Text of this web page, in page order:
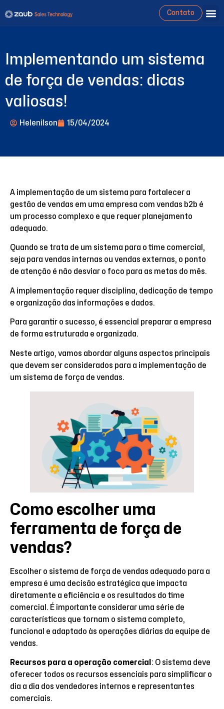
Contato
Implementando um sistema
de força de vendas: dicas
valiosas!
Helenilson 15/04/2024
A implementação de um sistema para fortalecer a
gestão de vendas em uma empresa com vendas b2b é
um processo complexo e que requer planejamento
adequado.
Quando se trata de um sistema para o time comercial,
seja para vendas internas ou vendas externas, o ponto
de atenção é não desviar o foco para as metas do mês.
A implementação requer disciplina, dedicação de tempo
e organização das informações e dados.
Para garantir o sucesso, é essencial preparar a empresa
de forma estruturada e organizada.
Neste artigo, vamos abordar alguns aspectos principais
que devem ser considerados para a implementação de
um sistema de força de vendas.
Como escolher uma
ferramenta de força de
vendas?
Escolher o sistema de força de vendas adequado para a
empresa é uma decisão estratégica que impacta
diretamente a eficiência e os resultados do time
comercial. É importante considerar uma série de
características que tornam o sistema completo,
funcional e adaptado às operações diárias da equipe de
vendas.
Recursos para a operação comercial : O sistema deve
oferecer todos os recursos essenciais para simplificar o
dia a dia dos vendedores internos e representantes
comerciais.